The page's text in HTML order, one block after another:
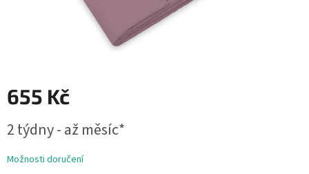
655 Kč
cena:
2 týdny - až měsíc*
Možnosti doručení